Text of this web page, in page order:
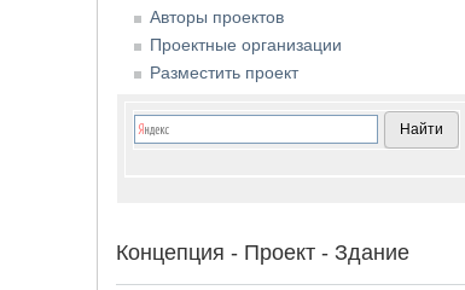
Авторы проектов
Проектные организации
Разместить проект
Концепция - Проект - Здание